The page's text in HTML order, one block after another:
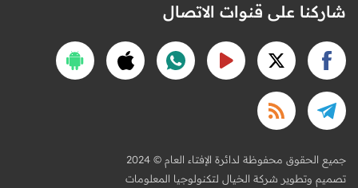
شاركنا على قنوات الاتصال
2024 © جميع الحقوق محفوظة لدائرة الإفتاء العام
تصميم وتطوير شركة الخيال لتكنولوجيا المعلومات